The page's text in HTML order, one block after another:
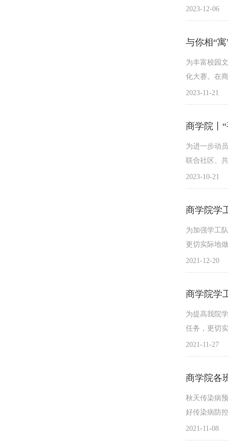
重庆科技职
彰大会”最美
2023-12-06
与你相“
为丰富校园
化大赛。在
对宿舍装饰
2023-11-21
商学院丨
为进一步动
联合社区、
院学子组成
2023-10-21
商学院学
为加强学工
更切实际地
2021-12-20
商学院学
为提高我院
任务，更切
2021-11-27
商学院各
秋天传染病
好传染病防
2021-11-08